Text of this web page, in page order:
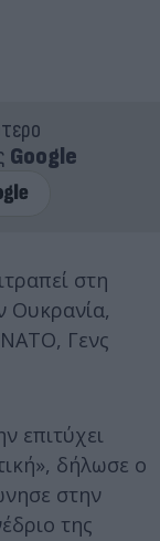
Google
στη
Ουκρανία,
Γενς
επιτύχει
δήλωσε ο
στην
της